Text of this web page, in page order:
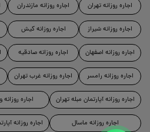
اجاره روزانه تهران
اجاره روزانه شیراز
اجاره روزانه اصفهان
اجاره روزانه رامسر
اجاره روزانه مازندران
اجاره روزانه کیش
اجاره روزانه صادقیه
اجاره روزانه غرب تهران
اجاره روزانه آپارتمان مبله تهران
اجاره روزانه ماسال
اجاره
اجاره روزانه